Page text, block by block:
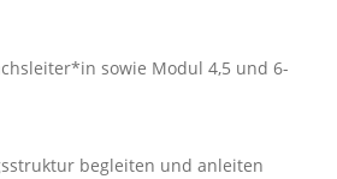
sowie Modul 4,5 und 6-
begleiten und anleiten